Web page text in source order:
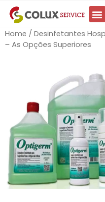
Home / Desinfetantes
– As Opções Superiores